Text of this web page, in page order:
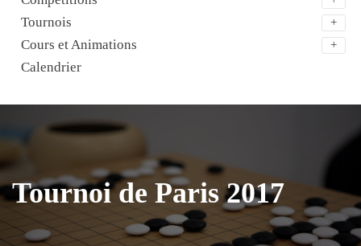
Tournois
Cours et Animations
Calendrier
Tournoi de Paris 2017